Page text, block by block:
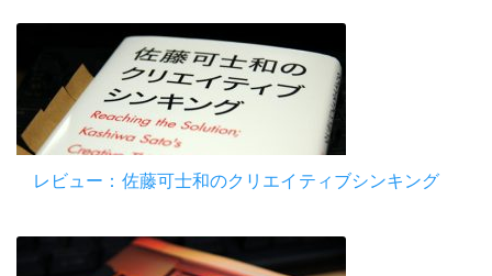
レビュー：佐藤可士和のクリエイティブシンキング